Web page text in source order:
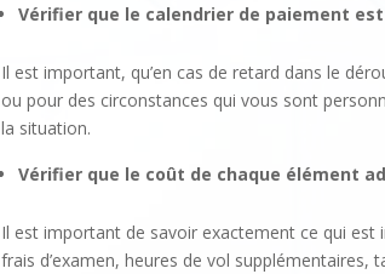
Vérifier que le calendrier de paiement
Il est important, qu’en cas de retard dans le
ou pour des circonstances qui vous sont
la situation.
Vérifier que le coût de chaque élément
Il est important de savoir exactement ce qui est
frais d’examen, heures de vol supplémentaires,